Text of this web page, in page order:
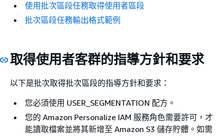
使用批次區段任務取得使用者區段
批次區段任務輸出格式範例
取得使用者客群的指導方針和要求
以下是批次取得批次區段的指導方針和要求：
您必須使用 USER_SEGMENTATION 配方。
您的 Amazon Personalize IAM 服務角色需要許可，才
能讀取檔案並將其新增至 Amazon S3 儲存貯體。如需